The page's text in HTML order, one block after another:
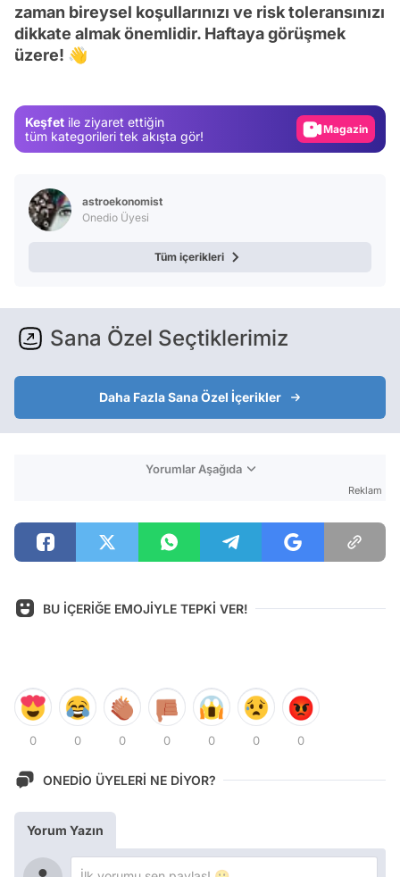
zaman bireysel koşullarınızı ve risk toleransınızı
dikkate almak önemlidir. Haftaya görüşmek
üzere! 👋
Keşfet ile ziyaret ettiğin
tüm kategorileri tek akışta gör!
Video
Video
astroekonomist
Onedio Üyesi
Tüm içerikleri
Sana Özel Seçtiklerimiz
Daha Fazla Sana Özel İçerikler
Yorumlar Aşağıda
Reklam
BU İÇERİĞE EMOJİYLE TEPKİ VER!
0 0 0 0 0 0 0
ONEDİO ÜYELERİ NE DİYOR?
Yorum Yazın